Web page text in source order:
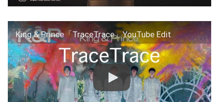
King & Prince「TraceTrace」YouTube Edit